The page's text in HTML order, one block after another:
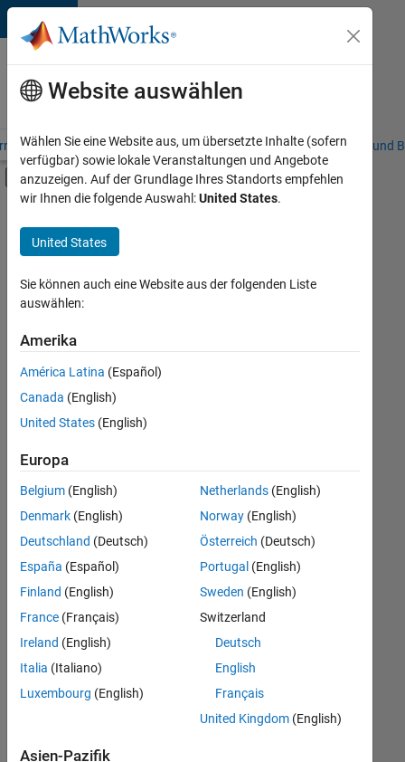
Weiter zum Inhalt
Karriere
bei
MathWorks
– Übersicht Stellensuche Niederlassungen Studierende und
Umschaltung für Off-Canvas-
Hauptinhalt
Praktika
Customer Support
Inside Sales
Sales Operations
Marketing Services
Business Model Team
Human Resources
Büro- und Verwaltungsdienste
+7
Derzeit
es
keine
offenen
Stellen,
Ihren
Suchkriterien
entsprechen.
können
die
Suchkriterien
weiter
fassen
oder
alle
Stellenangebote
anzeigen .
noch
Website auswählen
Wählen Sie eine Website aus, um übersetzte Inhalte (sofern
verfügbar) sowie lokale Veranstaltungen und Angebote
anzuzeigen. Auf der Grundlage Ihres Standorts empfehlen
wir Ihnen die folgende Auswahl:United States.
United States
Sie können auch eine Website aus der folgenden Liste
auswählen:
Amerika
América Latina (Español)
Canada (English)
United States (English)
Europa
Belgium (English)
Denmark (English)
Deutschland (Deutsch)
España (Español)
Finland (English)
France (Français)
Ireland (English)
Italia (Italiano)
Luxembourg (English)
Netherlands(English)
Norway(English)
Österreich (Deutsch)
Portugal (English)
Sweden (English)
Switzerland
Deutsch
English
Français
United Kingdom(English)
Asien-Pazifik